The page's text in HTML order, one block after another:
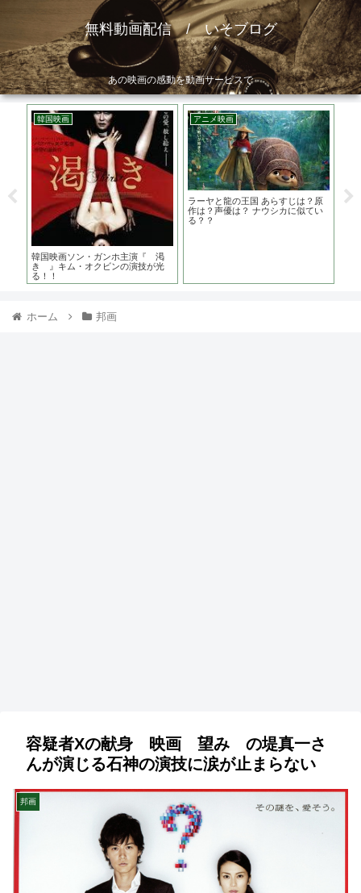
無料動画配信 / いそブログ
あの映画の感動を動画サービスで
韓国映画
韓国映画ソン・ガンホ主演『 渇
き 』キム・オクビンの演技が光
る！！
アニメ映画
ラーヤと龍の王国 あらすじは？原
作は？声優は？ ナウシカに似てい
る？？
ピ
ホーム 邦画
容疑者Xの献身 映画 望み の堤真一さ
んが演じる石神の演技に涙が止まらない
邦画